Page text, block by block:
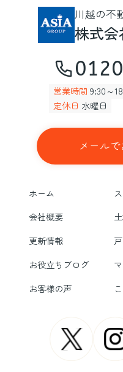
川越の不
株式
営業時間 9:30～
定休日 水曜日
メール
ホーム
会社概要
更新情報
お役立ちブログ
お客様の声